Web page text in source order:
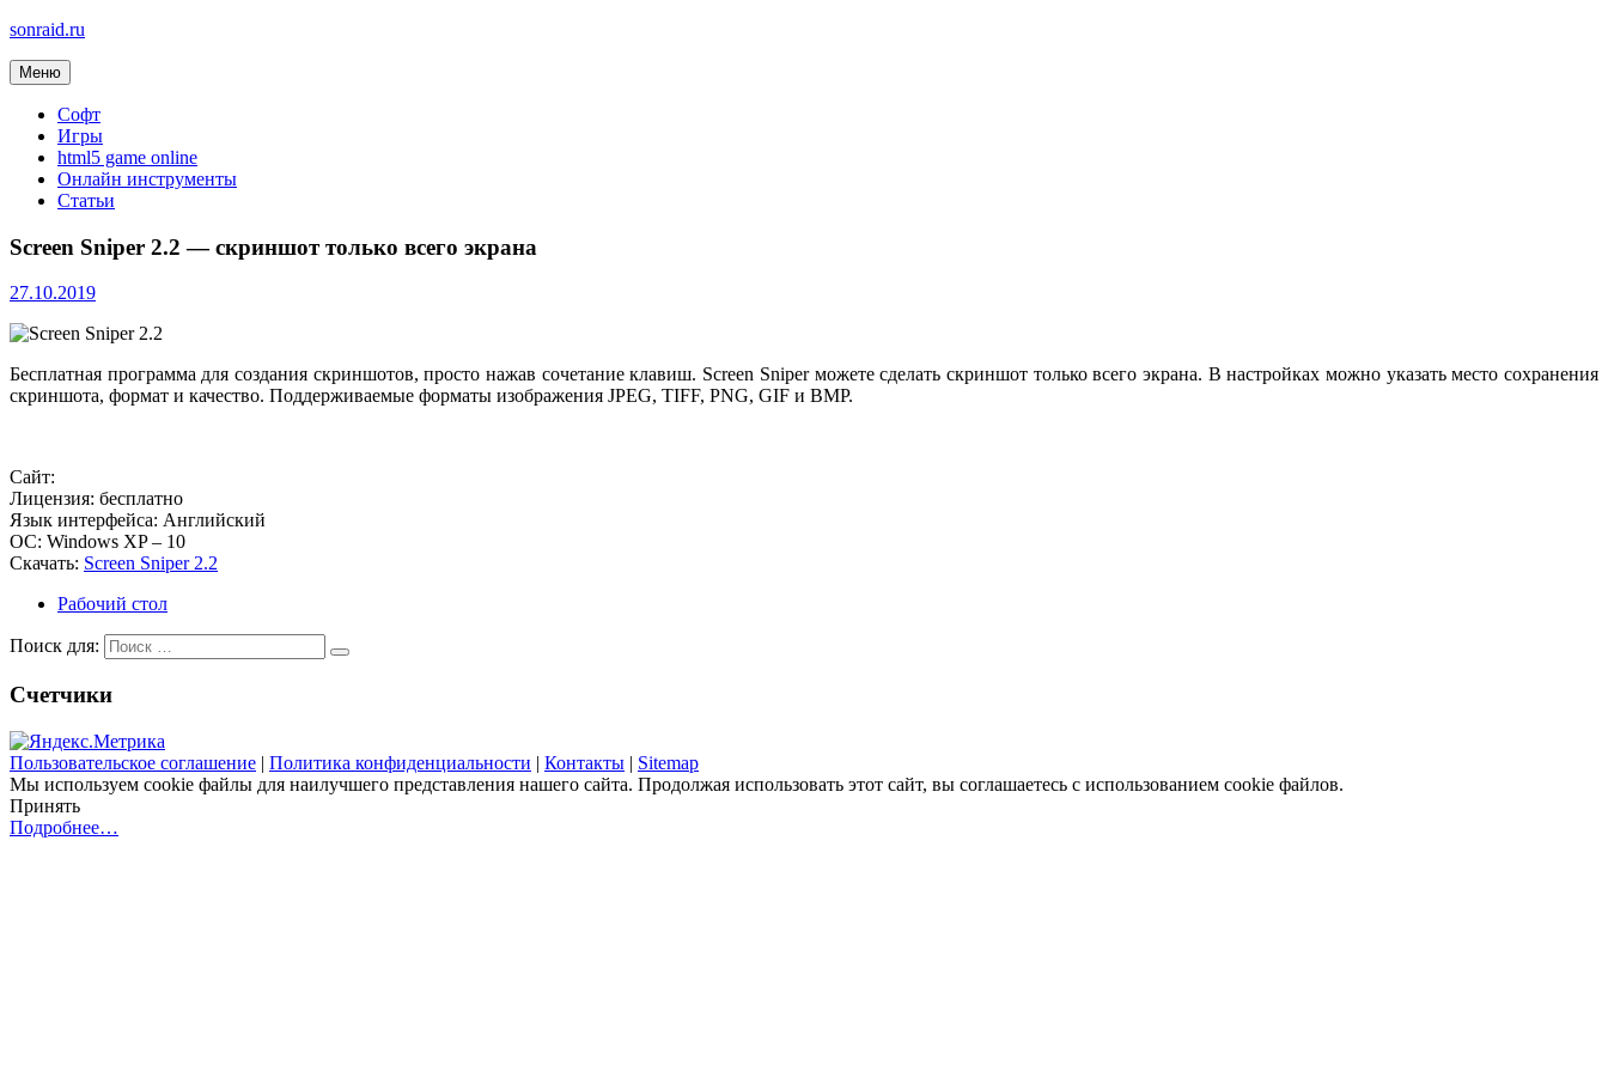
sonraid.ru
Скачивай программы, мини игры
Меню
Софт
Игры
html5 game online
Онлайн инструменты
Статьи
Screen Sniper 2.2 — скриншот только всего экрана
27.10.2019
Бесплатная программа для создания скриншотов, просто нажав сочетание клавиш. Screen Sniper можете сделать скриншот только всего экрана. В настройках можно указать место сохранения
скриншота, формат и качество. Поддерживаемые форматы изображения JPEG, TIFF, PNG, GIF и BMP.
Сайт:
Лицензия: бесплатно
Язык интерфейса: Английский
ОС: Windows XP – 10
Скачать: Screen Sniper 2.2
Рабочий стол
Поиск для:
Счетчики
Пользовательское соглашение | Политика конфиденциальности | Контакты | Sitemap
Мы используем cookie файлы для наилучшего представления нашего сайта. Продолжая использовать этот сайт, вы соглашаетесь с использованием cookie файлов.
Принять
Подробнее…